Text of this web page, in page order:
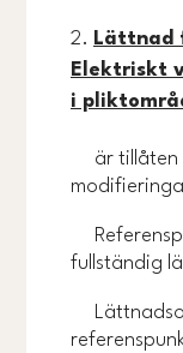
Lättnad
Elektriskt
i
är tillåten
fullständig